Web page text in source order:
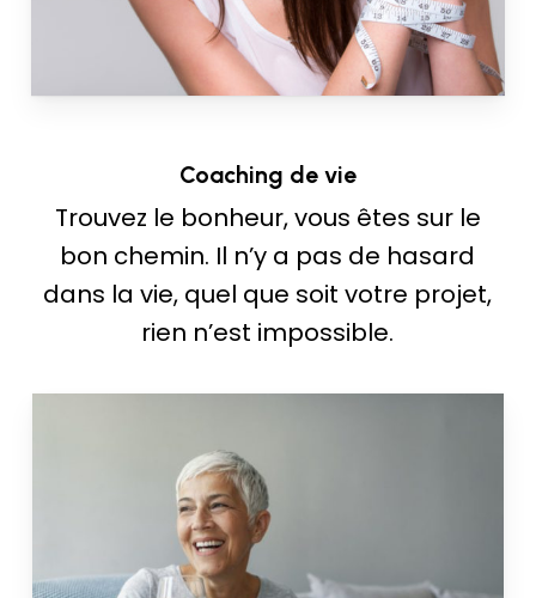
Coaching de vie
Trouvez le bonheur, vous êtes sur le
bon chemin. Il n’y a pas de hasard
dans la vie, quel que soit votre projet,
rien n’est impossible.